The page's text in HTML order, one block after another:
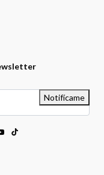
Notifícame